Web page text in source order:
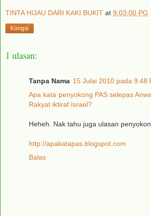
TINTA HIJAU DARI KAKI BUKIT at 9:03:00 PG
Kongsi
1 ulasan:
Tanpa Nama 15 Julai 2010 pada 9:48
Apa kata penyokong PAS selepas
Rakyat iktiraf Israel?
Heheh. Nak tahu juga ulasan
http://apakatapas.blogspot.com
Balas